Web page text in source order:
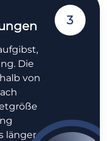
Die
von
länger
3